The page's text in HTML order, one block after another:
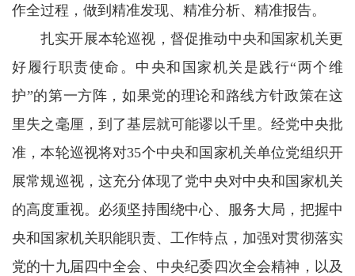
作全过程，做到精准发现、精准分析、精准报告。
扎实开展本轮巡视，督促推动中央和国家机关更
好履行职责使命。中央和国家机关是践行“两个维
护”的第一方阵，如果党的理论和路线方针政策在这
里失之毫厘，到了基层就可能谬以千里。经党中央批
准，本轮巡视将对35个中央和国家机关单位党组织开
展常规巡视，这充分体现了党中央对中央和国家机关
的高度重视。必须坚持围绕中心、服务大局，把握中
央和国家机关职能职责、工作特点，加强对贯彻落实
党的十九届四中全会、中央纪委四次全会精神，以及